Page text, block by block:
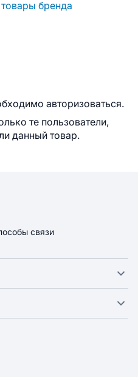
бренда
авторизоваться.
те пользователи,
данный товар.
связи